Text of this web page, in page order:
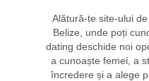
Alătură-te site-ului
Belize, unde poți
dating deschide noi
a cunoaște femei, a
încredere și a alege